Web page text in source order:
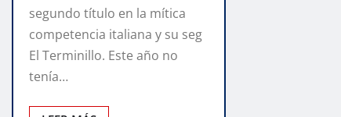
segundo título en la mítica
competencia italiana y su seg
El Terminillo. Este año no
tenía…